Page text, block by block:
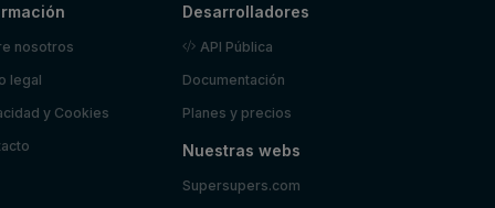
nosotros
legal
y Cookies
Desarrolladores
API Pública
Documentación
Planes y precios
Nuestras webs
Supersupers.com